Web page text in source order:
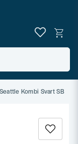
Kombi Svart SB